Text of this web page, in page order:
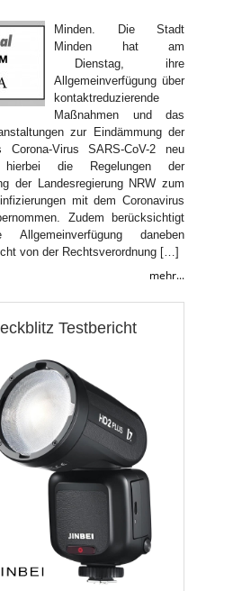
Minden. Die Stadt
Minden hat am
Dienstag, ihre
Allgemeinverfügung über
kontaktreduzierende
Maßnahmen und das
zur Eindämmung der
Corona-Virus SARS-CoV-2 neu
die Regelungen der
der Landesregierung NRW zum
mit dem Coronavirus
Zudem berücksichtigt
daneben
von der Rechtsverordnung […]
mehr...
Testbericht